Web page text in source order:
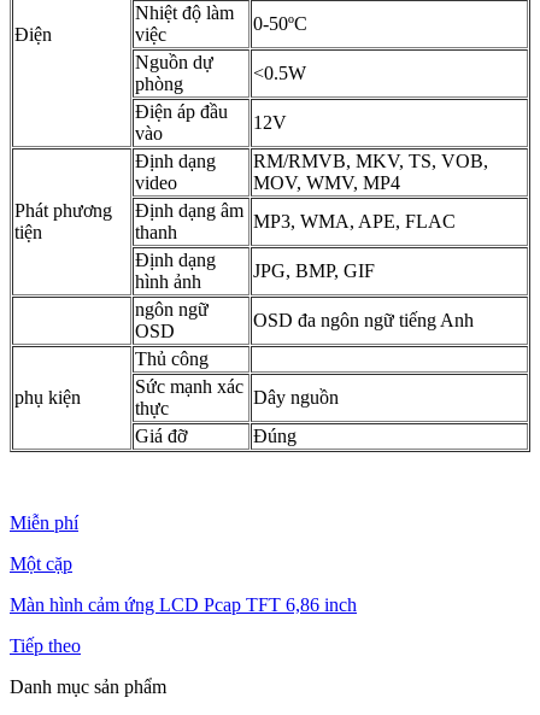
Điện
Nhiệt độ làm
việc
0-50ºC
Nguồn dự
phòng
<0.5W
Điện áp đầu
vào
12V
Phát phương
tiện
Định dạng
video
RM/RMVB, MKV, TS, VOB,
MOV, WMV, MP4
Định dạng âm
thanh
MP3, WMA, APE, FLAC
Định dạng
hình ảnh
JPG, BMP, GIF
ngôn ngữ
OSD
OSD đa ngôn ngữ tiếng Anh
phụ kiện
Thủ công
Sức mạnh xác
thực
Dây nguồn
Giá đỡ
Đúng
Miễn phí
Một cặp
Màn hình cảm ứng LCD Pcap TFT 6,86 inch
Tiếp theo
Danh mục sản phẩm